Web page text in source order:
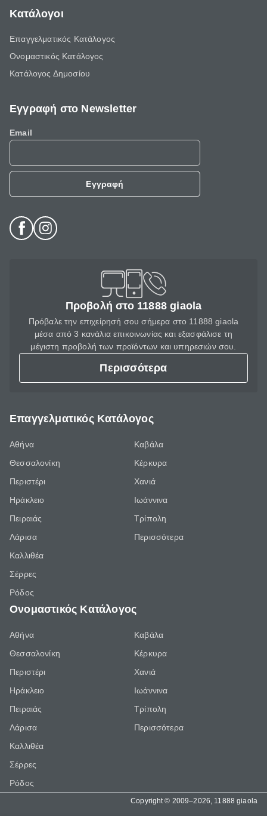
Κατάλογοι
Επαγγελματικός Κατάλογος
Ονομαστικός Κατάλογος
Κατάλογος Δημοσίου
Εγγραφή στο Newsletter
Email
Εγγραφή
Προβολή στο 11888 giaola
Πρόβαλε την επιχείρησή σου σήμερα στο 11888 giaola
μέσα από 3 κανάλια επικοινωνίας και εξασφάλισε τη
μέγιστη προβολή των προϊόντων και υπηρεσιών σου.
Περισσότερα
Επαγγελματικός Κατάλογος
Αθήνα
Θεσσαλονίκη
Περιστέρι
Ηράκλειο
Πειραιάς
Λάρισα
Καλλιθέα
Σέρρες
Ρόδος
Καβάλα
Κέρκυρα
Χανιά
Ιωάννινα
Τρίπολη
Περισσότερα
Ονομαστικός Κατάλογος
Αθήνα
Θεσσαλονίκη
Περιστέρι
Ηράκλειο
Πειραιάς
Λάρισα
Καλλιθέα
Σέρρες
Ρόδος
Καβάλα
Κέρκυρα
Χανιά
Ιωάννινα
Τρίπολη
Περισσότερα
Copyright © 2009–2026, 11888 giaola